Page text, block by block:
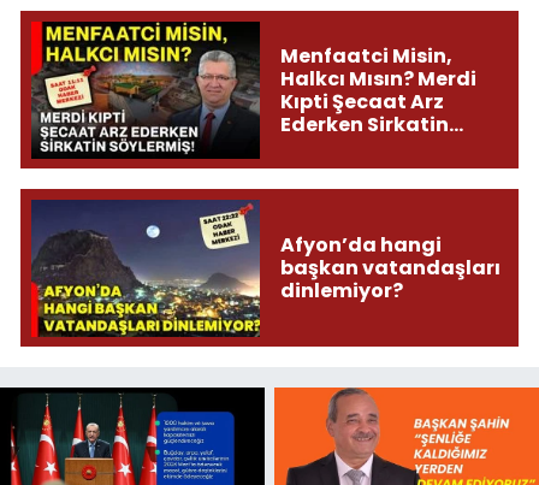
Menfaatci Misin,
Halkcı Mısın? Merdi
Kıpti Şecaat Arz
Ederken Sirkatin
Afyon’da hangi
başkan vatandaşları
dinlemiyor?